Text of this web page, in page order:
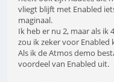
vliegt blijft met Enabled
maginaal.
Ik heb er nu 2, maar als ik
zou ik zeker voor Enabled
Als ik de Atmos demo
voordeel van Enabled uit.